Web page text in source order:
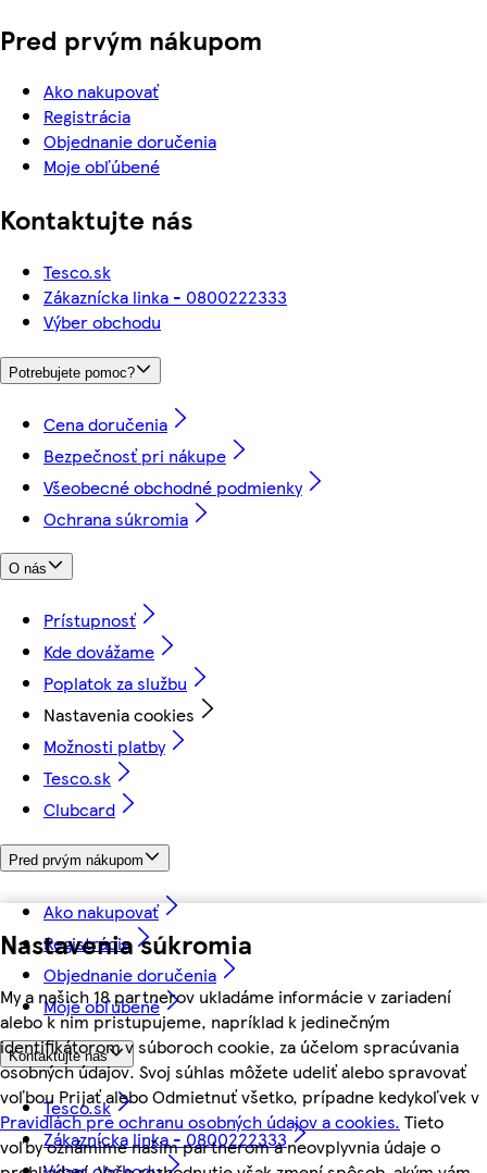
Nastavenia súkromia
My a našich 18 partnerov ukladáme informácie v zariadení
alebo k nim pristupujeme, napríklad k jedinečným
identifikátorom v súboroch cookie, za účelom spracúvania
osobných údajov. Svoj súhlas môžete udeliť alebo spravovať
voľbou Prijať alebo Odmietnuť všetko, prípadne kedykoľvek v
Pravidlách pre ochranu osobných údajov a cookies. Tieto
voľby oznámime našim partnerom a neovplyvnia údaje o
Pred prvým nákupom
Ako nakupovať
Registrácia
Objednanie doručenia
Moje obľúbené
Kontaktujte nás
Tesco.sk
Zákaznícka linka - 0800222333
Výber obchodu
Potrebujete pomoc?
Cena doručenia
Bezpečnosť pri nákupe
Všeobecné obchodné podmienky
Ochrana súkromia
O nás
Prístupnosť
Kde dovážame
Poplatok za službu
Nastavenia cookies
Možnosti platby
Tesco.sk
Clubcard
Pred prvým nákupom
Ako nakupovať
Registrácia
Objednanie doručenia
Moje obľúbené
Kontaktujte nás
Tesco.sk
Zákaznícka linka - 0800222333